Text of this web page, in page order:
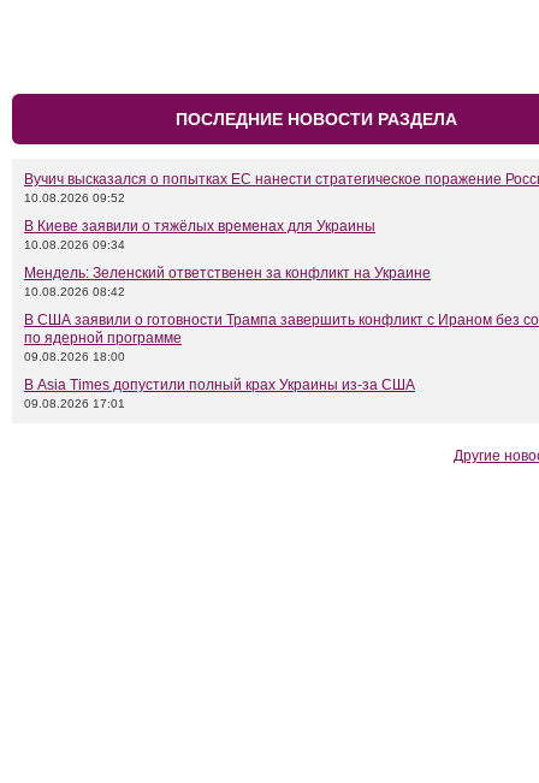
ПОСЛЕДНИЕ НОВОСТИ РАЗДЕЛА
Вучич высказался о попытках ЕС нанести стратегическое поражение
10.08.2026 09:52
В Киеве заявили о тяжёлых временах для Украины
10.08.2026 09:34
Мендель: Зеленский ответственен за конфликт на Украине
10.08.2026 08:42
В США заявили о готовности Трампа завершить конфликт с Ираном без
по ядерной программе
09.08.2026 18:00
В Asia Times допустили полный крах Украины из-за США
09.08.2026 17:01
Другие